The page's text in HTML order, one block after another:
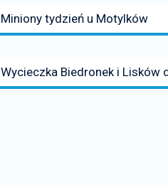
news:
Miniony tydzień u Motylków
news:
Wycieczka Biedronek i Lisków